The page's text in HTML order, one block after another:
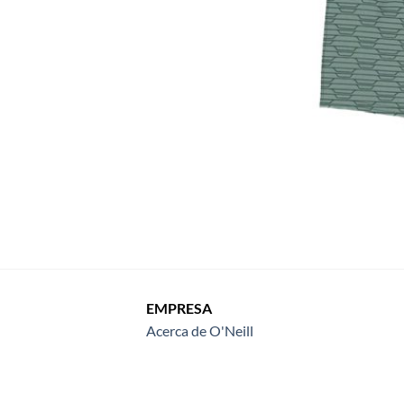
EMPRESA
Acerca de O'Neill